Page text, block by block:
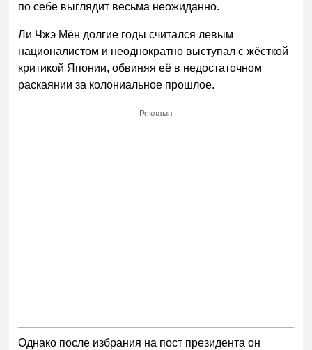
по себе выглядит весьма неожиданно.
Ли Чжэ Мён долгие годы считался левым
националистом и неоднократно выступал с жёсткой
критикой Японии, обвиняя её в недостаточном
раскаянии за колониальное прошлое.
Реклама
Однако после избрания на пост президента он